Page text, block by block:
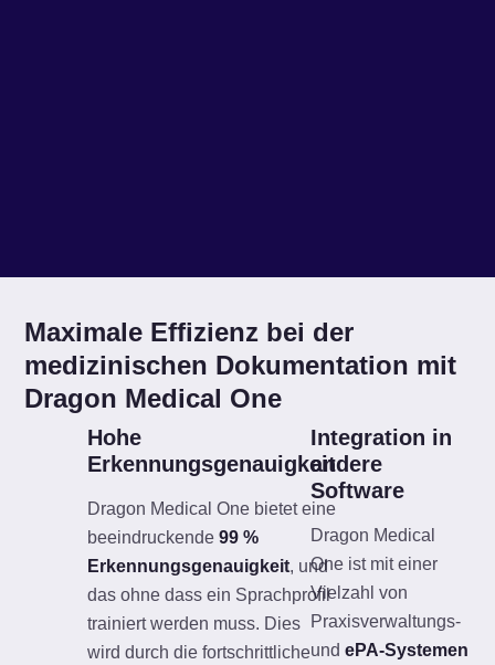
Maximale Effizienz bei der
medizinischen Dokumentation mit
Dragon Medical One
Hohe
Erkennungsgenauigkeit
Dragon Medical One bietet eine
beeindruckende99 %
Erkennungsgenauigkeit, und
das ohne dass ein Sprachprofil
trainiert werden muss. Dies
wird durch die fortschrittliche
Integration in
andere
Software
Dragon Medical
One ist mit einer
Vielzahl von
Praxisverwaltungs-
und ePA-Systemen